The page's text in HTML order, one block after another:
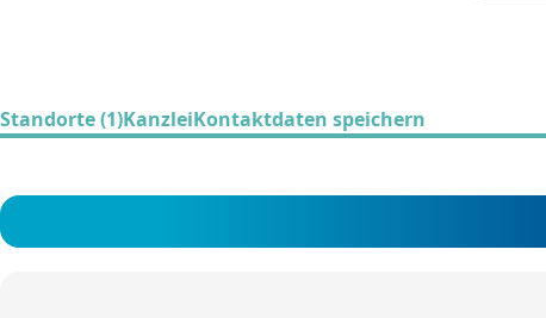
Standorte (1)KanzleiKontaktdaten speichern